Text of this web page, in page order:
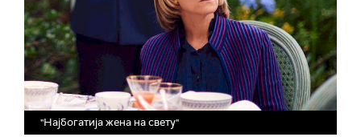
"Најбогатија жена на свету"